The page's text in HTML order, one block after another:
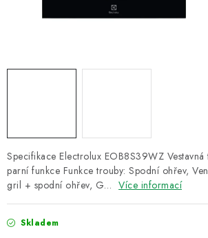
Specifikace Electrolux EOB8S39WZ
parní funkce Funkce trouby: Spodní ohřev,
gril + spodní ohřev, G… Více informací
Skladem